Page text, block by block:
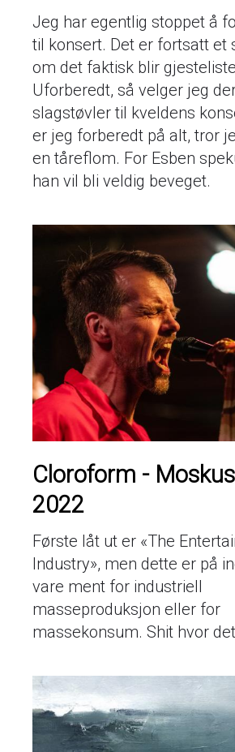
Jeg har egentlig stoppet å
til konsert. Det er fortsatt et
om det faktisk blir
Uforberedt, så velger jeg
slagstøvler til kveldens
er jeg forberedt på alt, tror
en tåreflom. For Esben
han vil bli veldig beveget.
Cloroform -
2022
Første låt ut er «The
Industry», men dette er på
vare ment for industriell
masseproduksjon eller for
massekonsum. Shit hvor